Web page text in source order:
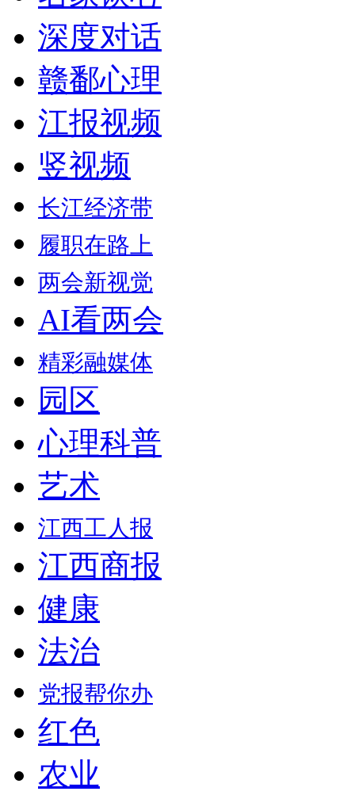
深度对话
赣鄱心理
江报视频
竖视频
长江经济带
履职在路上
两会新视觉
AI看两会
精彩融媒体
园区
心理科普
艺术
江西工人报
江西商报
健康
法治
党报帮你办
红色
农业